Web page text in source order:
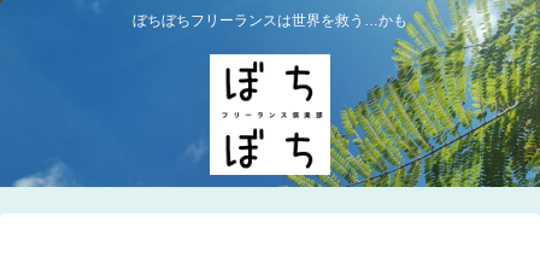
ぼちぼちフリーランスは世界を救う…かも